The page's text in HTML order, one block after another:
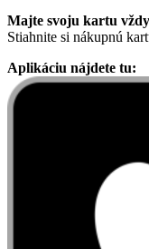
Majte svoju kartu
Stiahnite si nákupnú
Aplikáciu nájdete tu: